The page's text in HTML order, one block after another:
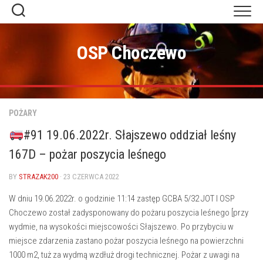
Skip
OSP Choczewo
POŻARY
#91 19.06.2022r. Słajszewo oddział leśny
167D – pożar poszycia leśnego
BY STRAZAK200 · 23 CZERWCA 2022
W dniu 19.06.2022r. o godzinie 11:14 zastęp GCBA 5/32 JOT I OSP
Choczewo został zadysponowany do pożaru poszycia leśnego [przy
wydmie, na wysokości miejscowości Słajszewo. Po przybyciu w
miejsce zdarzenia zastano pożar poszycia leśnego na powierzchni
1000 m2, tuż za wydmą wzdłuż drogi technicznej. Pożar z uwagi na